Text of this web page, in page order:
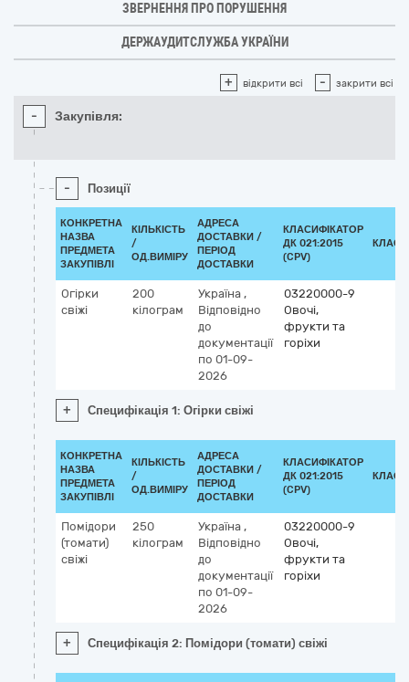
ЗВЕРНЕННЯ ПРО ПОРУШЕННЯ
ДЕРЖАУДИТСЛУЖБА УКРАЇНИ
+ відкрити всі - закрити всі
- Закупівля:
- Позиції
КОНКРЕТНА
НАЗВА
ПРЕДМЕТА
ЗАКУПІВЛІ
КІЛЬКІСТЬ
/
ОД.ВИМІРУ
АДРЕСА
ДОСТАВКИ /
ПЕРІОД
ДОСТАВКИ
КЛАСИФІКАТОР
ДК 021:2015
(CPV)
Огірки
свіжі
200
кілограм
Україна ,
Відповідно
до
документації
по 01-09-
2026
03220000-9
Овочі,
фрукти та
горіхи
+ Специфікація 1: Огірки свіжі
КОНКРЕТНА
НАЗВА
ПРЕДМЕТА
ЗАКУПІВЛІ
КІЛЬКІСТЬ
/
ОД.ВИМІРУ
АДРЕСА
ДОСТАВКИ /
ПЕРІОД
ДОСТАВКИ
КЛАСИФІКАТОР
ДК 021:2015
(CPV)
Помідори
(томати)
свіжі
250
кілограм
Україна ,
Відповідно
до
документації
по 01-09-
2026
03220000-9
Овочі,
фрукти та
горіхи
+ Специфікація 2: Помідори (томати) свіжі